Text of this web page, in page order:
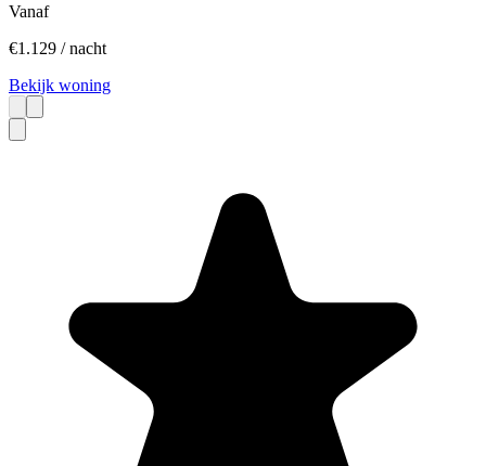
Vanaf
€1.129 / nacht
Bekijk woning